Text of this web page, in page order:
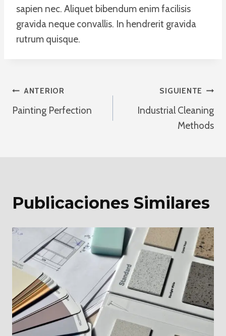
sapien nec. Aliquet bibendum enim facilisis
gravida neque convallis. In hendrerit gravida
rutrum quisque.
Navegación
De
ANTERIOR
Painting Perfection
SIGUIENTE
Industrial Cleaning
Methods
Publicaciones Similares